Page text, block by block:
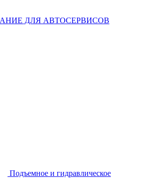
ДЛЯ АВТОСЕРВИСОВ
Подъемное и гидравлическое